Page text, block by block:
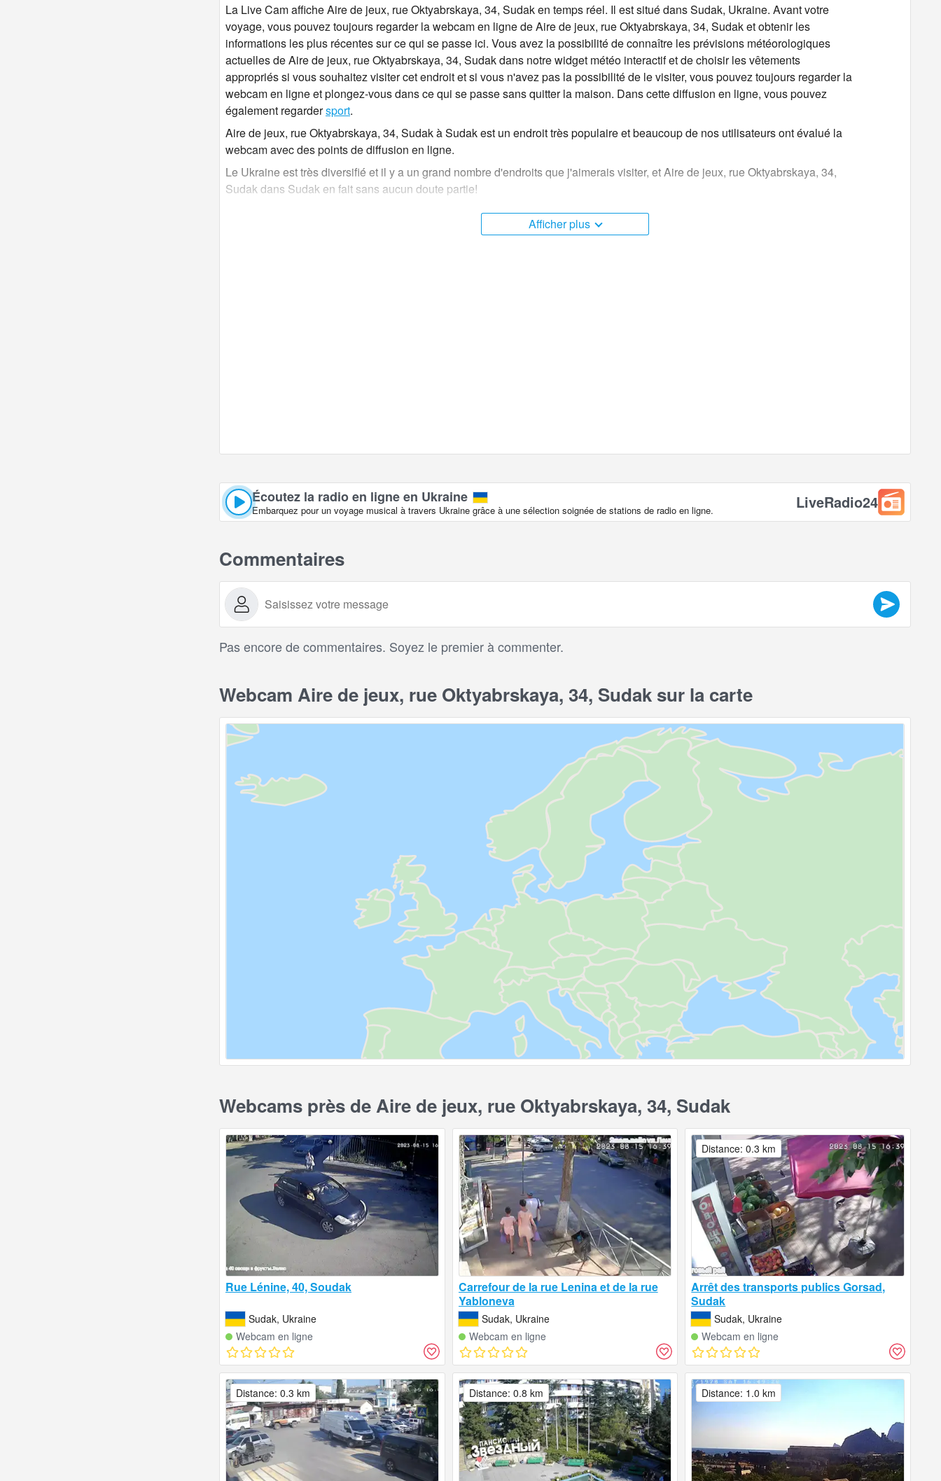
La Live Cam affiche Aire de jeux, rue Oktyabrskaya, 34, Sudak en temps réel. Il est situé dans Sudak, Ukraine. Avant votre
voyage, vous pouvez toujours regarder la webcam en ligne de Aire de jeux, rue Oktyabrskaya, 34, Sudak et obtenir les
informations les plus récentes sur ce qui se passe ici. Vous avez la possibilité de connaître les prévisions météorologiques
actuelles de Aire de jeux, rue Oktyabrskaya, 34, Sudak dans notre widget météo interactif et de choisir les vêtements
appropriés si vous souhaitez visiter cet endroit et si vous n'avez pas la possibilité de le visiter, vous pouvez toujours regarder la
webcam en ligne et plongez-vous dans ce qui se passe sans quitter la maison. Dans cette diffusion en ligne, vous pouvez
également regardersport.
Aire de jeux, rue Oktyabrskaya, 34, Sudak à Sudak est un endroit très populaire et beaucoup de nos utilisateurs ont évalué la
webcam avec des points de diffusion en ligne.
Le Ukraine est très diversifié et il y a un grand nombre d'endroits que j'aimerais visiter, et Aire de jeux, rue Oktyabrskaya, 34,
Sudak dans Sudak en fait sans aucun doute partie!
La webcam en direct Ukraine est située dans le fuseau horaire +03:00. Webcams en direct à Sudak. D'abord montré des
Afficher plus
Écoutez la radio en ligne en Ukraine
Embarquez pour un voyage musical à travers Ukraine grâce à une sélection soignée de stations de radio en ligne. LiveRadio24
Commentaires
Pas encore de commentaires. Soyez le premier à commenter.
Webcam Aire de jeux, rue Oktyabrskaya, 34, Sudak sur la carte
Webcams près de Aire de jeux, rue Oktyabrskaya, 34, Sudak
Rue Lénine, 40, Soudak
Sudak, Ukraine
Webcam en ligne
Carrefour de la rue Lenina et de la rue
Yabloneva
Sudak, Ukraine
Webcam en ligne
Arrêt des transports publics Gorsad,
Sudak
Sudak, Ukraine
Webcam en ligne
Distance: 0.3 km
Distance: 0.3 km Distance: 0.8 km Distance: 1.0 km